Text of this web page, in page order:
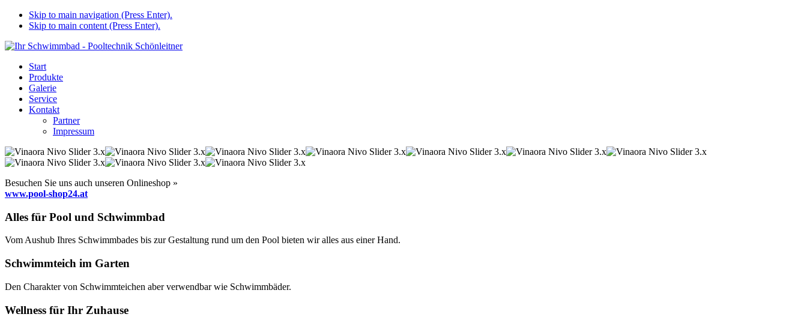
Skip to main navigation (Press Enter).
Skip to main content (Press Enter).
Start
Produkte
Galerie
Service
Kontakt
Partner
Impressum
Besuchen Sie uns auch unseren Onlineshop »
www.pool-shop24.at
Alles für Pool und Schwimmbad
Vom Aushub Ihres Schwimmbades bis zur Gestaltung rund um den Pool bieten wir alles aus einer Hand.
Schwimmteich im Garten
Den Charakter von Schwimmteichen aber verwendbar wie Schwimmbäder.
Wellness für Ihr Zuhause